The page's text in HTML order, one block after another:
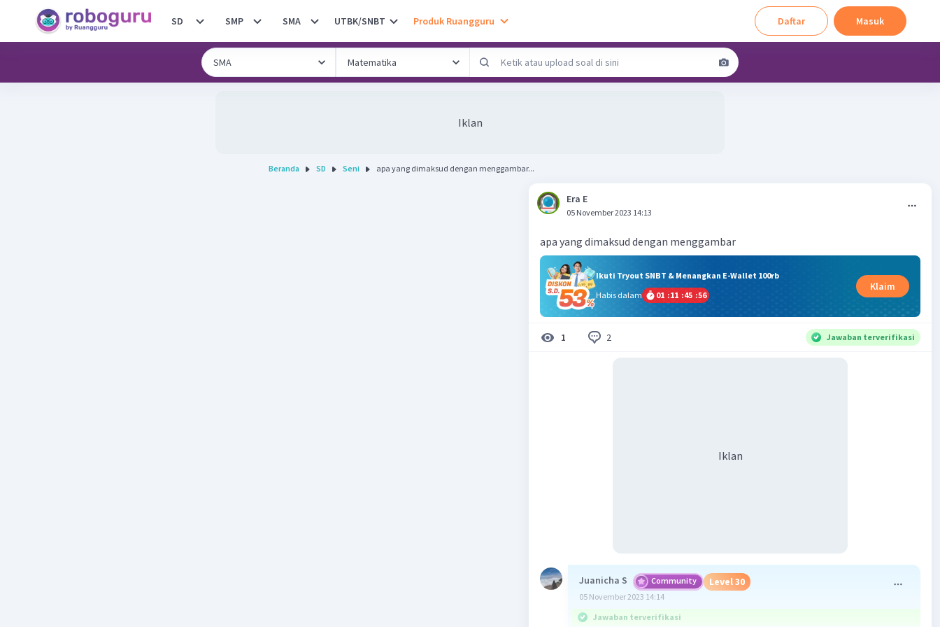
SD SMP SMA UTBK/SNBT Produk Ruangguru Daftar Masuk
Iklan
Beranda SD Seni apa yang dimaksud dengan menggambar...
Era E
05 November 2023 14:13
apa yang dimaksud dengan menggambar
Ikuti Tryout SNBT & Menangkan E-Wallet 100rb
Habis dalam
01 :11 :45 :56
Klaim
1 2 Jawaban terverifikasi
Iklan
Juanicha S Community Level 30
05 November 2023 14:14
Jawaban terverifikasi